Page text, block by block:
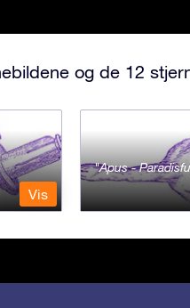
og de 12
Vis
Apus -